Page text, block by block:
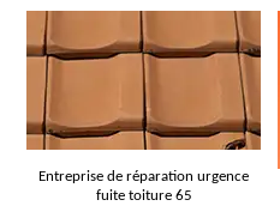
Entreprise de réparation urgence
fuite toiture 65